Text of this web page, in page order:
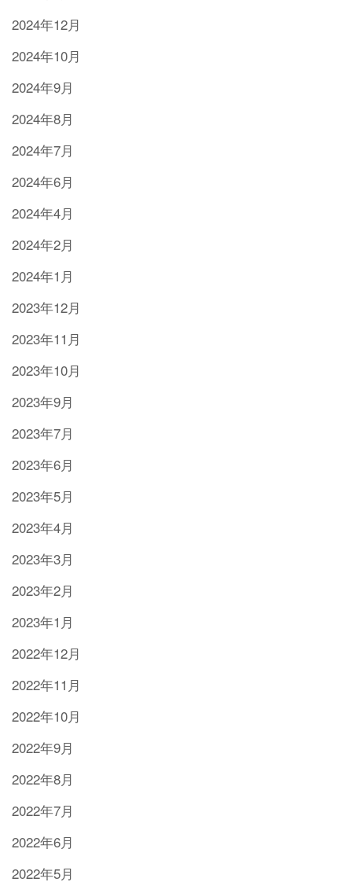
2024年12月
2024年10月
2024年9月
2024年8月
2024年7月
2024年6月
2024年4月
2024年2月
2024年1月
2023年12月
2023年11月
2023年10月
2023年9月
2023年7月
2023年6月
2023年5月
2023年4月
2023年3月
2023年2月
2023年1月
2022年12月
2022年11月
2022年10月
2022年9月
2022年8月
2022年7月
2022年6月
2022年5月